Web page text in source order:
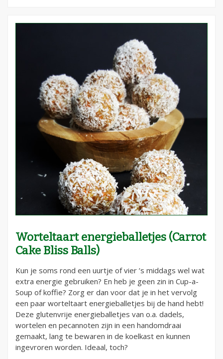
Worteltaart energieballetjes (Carrot
Cake Bliss Balls)
Kun je soms rond een uurtje of vier ’s middags wel wat
extra energie gebruiken? En heb je geen zin in Cup-a-
Soup of koffie? Zorg er dan voor dat je in het vervolg
een paar worteltaart energieballetjes bij de hand hebt!
Deze glutenvrije energieballetjes van o.a. dadels,
wortelen en pecannoten zijn in een handomdraai
gemaakt, lang te bewaren in de koelkast en kunnen
ingevroren worden. Ideaal, toch?